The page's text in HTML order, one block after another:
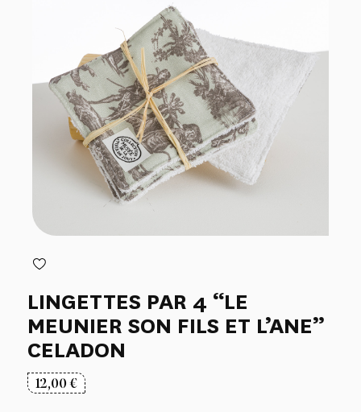
LINGETTES PAR 4 “LE
MEUNIER SON FILS ET L’ANE”
CELADON
12,00€